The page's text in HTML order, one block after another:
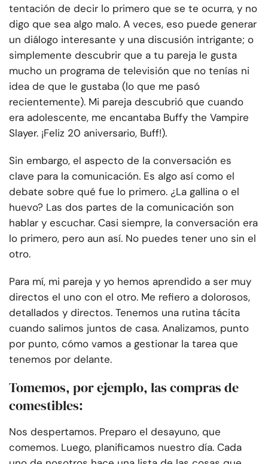
tentación de decir lo primero que se te ocurra, y no
digo que sea algo malo. A veces, eso puede generar
un diálogo interesante y una discusión intrigante; o
simplemente descubrir que a tu pareja le gusta
mucho un programa de televisión que no tenías ni
idea de que le gustaba (lo que me pasó
recientemente). Mi pareja descubrió que cuando
era adolescente, me encantaba Buffy the Vampire
Slayer. ¡Feliz 20 aniversario, Buff!).
Sin embargo, el aspecto de la conversación es
clave para la comunicación. Es algo así como el
debate sobre qué fue lo primero. ¿La gallina o el
huevo? Las dos partes de la comunicación son
hablar y escuchar. Casi siempre, la conversación era
lo primero, pero aun así. No puedes tener uno sin el
otro.
Para mí, mi pareja y yo hemos aprendido a ser muy
directos el uno con el otro. Me refiero a dolorosos,
detallados y directos. Tenemos una rutina tácita
cuando salimos juntos de casa. Analizamos, punto
por punto, cómo vamos a gestionar la tarea que
tenemos por delante.
Tomemos, por ejemplo, las compras de
comestibles:
Nos despertamos. Preparo el desayuno, que
comemos. Luego, planificamos nuestro día. Cada